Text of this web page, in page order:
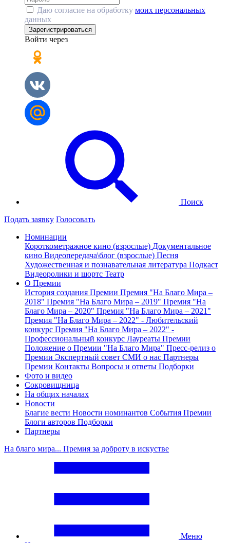
Даю согласие на обработку моих персональных
данных
Зарегистрироваться
Войти через
Поиск
Подать заявку Голосовать
Номинации
Короткометражное кино (взрослые) Документальное
кино Видеопередача\блог (взрослые) Песня
Художественная и познавательная литература Подкаст
Видеоролики и шортс Театр
О Премии
История создания Премии Премия "На Благо Мира –
2018" Премия "На Благо Мира – 2019" Премия "На
Благо Мира – 2020" Премия "На Благо Мира – 2021"
Премия "На Благо Мира – 2022" - Любительский
конкурс Премия "На Благо Мира – 2022" -
Профессиональный конкурс Лауреаты Премии
Положение о Премии "На Благо Мира" Пресс-релиз о
Премии Экспертный совет СМИ о нас Партнеры
Премии Контакты Вопросы и ответы Подборки
Фото и видео
Сокровищница
На общих началах
Новости
Благие вести Новости номинантов События Премии
Блоги авторов Подборки
Партнеры
На благо мира... Премия за доброту в искустве
Меню